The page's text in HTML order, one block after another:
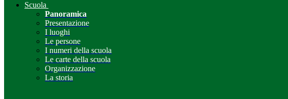
Scuola
Panoramica
Presentazione
I luoghi
Le persone
I numeri della scuola
Le carte della scuola
Organizzazione
La storia